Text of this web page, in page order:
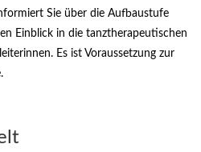
Sie über die Aufbaustufe
Einblick in die tanztherapeutischen
Es ist Voraussetzung zur